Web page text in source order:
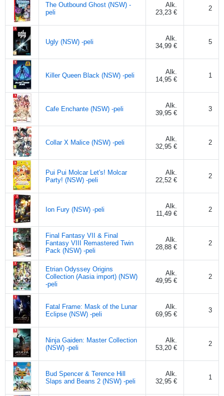
The Outbound Ghost (NSW) -
peli
Alk.
23,23 €
2
Ugly (NSW) -peli
Alk.
34,99 €
5
Killer Queen Black (NSW) -peli
Alk.
14,95 €
1
Cafe Enchante (NSW) -peli
Alk.
39,95 €
3
Collar X Malice (NSW) -peli
Alk.
32,95 €
2
Pui Pui Molcar Let's! Molcar
Party! (NSW) -peli
Alk.
22,52 €
2
Ion Fury (NSW) -peli
Alk.
11,49 €
2
Final Fantasy VII & Final
Fantasy VIII Remastered Twin
Pack (NSW) -peli
Alk.
28,88 €
2
Etrian Odyssey Origins
Collection (Aasia import) (NSW)
-peli
Alk.
49,95 €
2
Fatal Frame: Mask of the Lunar
Eclipse (NSW) -peli
Alk.
69,95 €
3
Ninja Gaiden: Master Collection
(NSW) -peli
Alk.
53,20 €
2
Bud Spencer & Terence Hill
Slaps and Beans 2 (NSW) -peli
Alk.
32,95 €
1